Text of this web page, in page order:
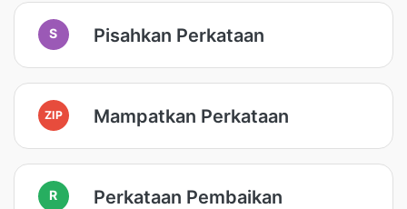
S Pisahkan Perkataan
ZIP Mampatkan Perkataan
R Perkataan Pembaikan